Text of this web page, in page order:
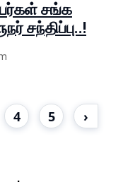
சங்க
சந்திப்பு..!
4 5 ›